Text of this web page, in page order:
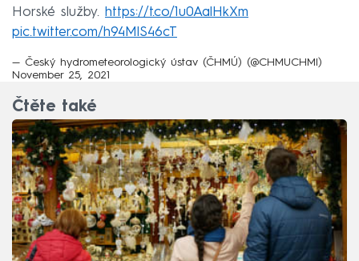
Horské služby. https://t.co/1u0AalHkXm
pic.twitter.com/h94MlS46cT
— Český hydrometeorologický ústav (ČHMÚ) (@CHMUCHMI)
November 25, 2021
Čtěte také